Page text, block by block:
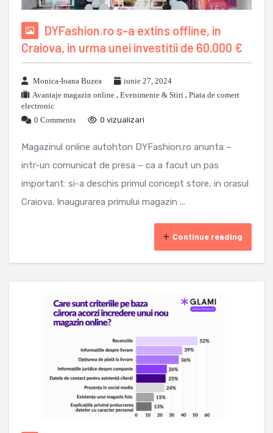
DYFashion.ro s-a extins offline, in
Craiova, in urma unei investitii de 60.000 €
Monica-Ioana Buzea
iunie 27, 2024
Avantaje magazin online , Evenimente & Stiri , Piata de comert
electronic
0 Comments
0 vizualizari
Magazinul online autohton DYFashion.ro anunta –
intr-un comunicat de presa – ca a facut un pas
important: si-a deschis primul concept store, in orasul
Craiova. Inaugurarea primului magazin ...
Continue reading